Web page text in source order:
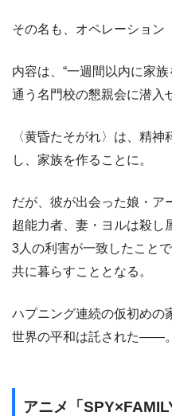
その名も、オペレーション
内容は、“一週間以内に家
通う名門校の懇親会に潜入
〈黄昏たそがれ〉は、精
し、家族を作ることに。
だが、彼が出会った娘・ア
超能力者、妻・ヨルは殺し
3人の利害が一致したこと
共に暮らすこととなる。
ハプニング連続の仮初めの
世界の平和は託された――。
アニメ「